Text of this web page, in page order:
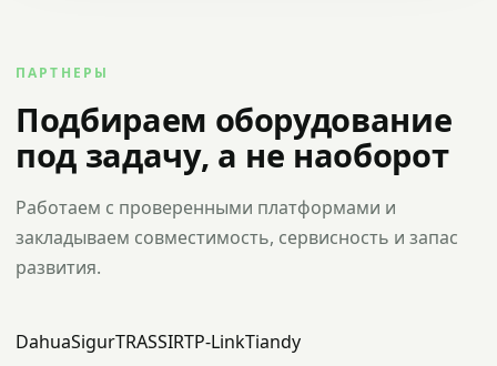
ПАРТНЕРЫ
Подбираем оборудование
под задачу, а не наоборот
Работаем с проверенными платформами и
закладываем совместимость, сервисность и запас
развития.
DahuaSigurTRASSIRTP-LinkTiandy